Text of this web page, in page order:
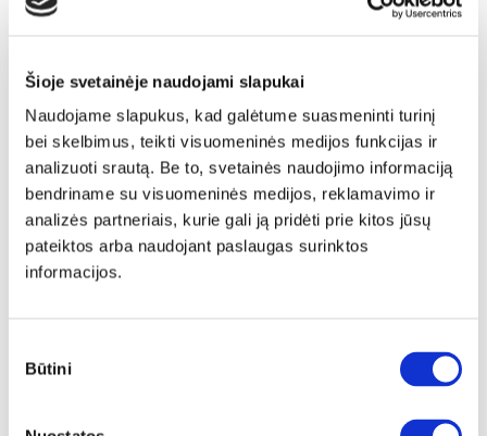
Šioje svetainėje naudojami slapukai
Naudojame slapukus, kad galėtume suasmeninti turinį
bei skelbimus, teikti visuomeninės medijos funkcijas ir
analizuoti srautą. Be to, svetainės naudojimo informaciją
bendriname su visuomeninės medijos, reklamavimo ir
analizės partneriais, kurie gali ją pridėti prie kitos jūsų
pateiktos arba naudojant paslaugas surinktos
informacijos.
pasirinkimas
Būtini